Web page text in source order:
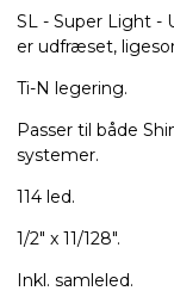
SL - Super Light -
er udfræset,
Ti-N legering.
Passer til både
systemer.
114 led.
1/2" x 11/128".
Inkl. samleled.